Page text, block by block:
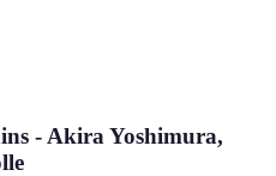
- Akira Yoshimura,